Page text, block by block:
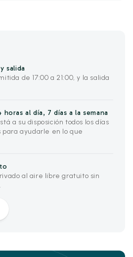
salida
de 17:00 a 21:00, y la salida
horas al día, 7 días a la semana
a su disposición todos los días
para ayudarle en lo que
al aire libre gratuito sin